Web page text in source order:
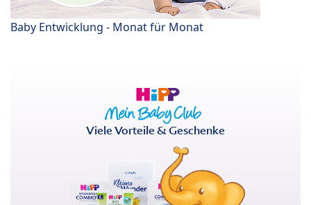
Baby Entwicklung - Monat für Monat
Viele Vorteile & Geschenke